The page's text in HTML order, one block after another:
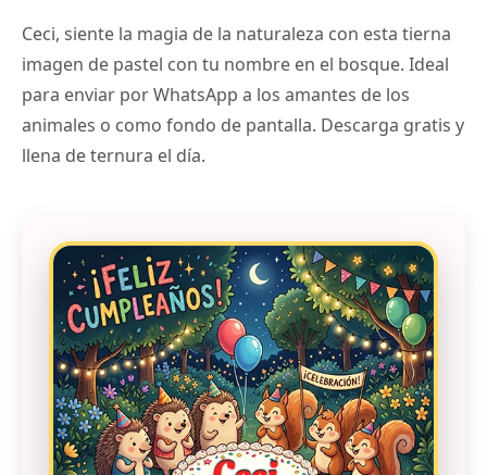
Ceci, siente la magia de la naturaleza con esta tierna
imagen de pastel con tu nombre en el bosque. Ideal
para enviar por WhatsApp a los amantes de los
animales o como fondo de pantalla. Descarga gratis y
llena de ternura el día.